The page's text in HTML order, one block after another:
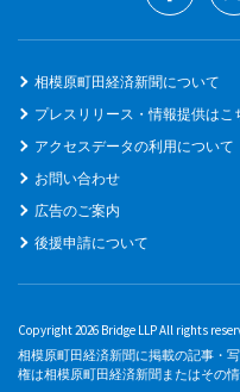
相模原町田経済新聞について
プレスリリース・情報提供はこ
アクセスデータの利用について
お問い合わせ
広告のご案内
後援申請について
Copyright 2026 Bridge LLP All rights
相模原町田経済新聞に掲載の記事・
権は相模原町田経済新聞またはその